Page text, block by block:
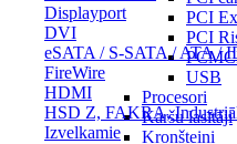
Displayport
DVI
eSATA / S-SATA / ATA /
FireWire
HDMI
HSD Z, FAKRA,
Izvelkamie
PCI
PCI
USB
Procesori
Karšu lasītāji
Kronšteini